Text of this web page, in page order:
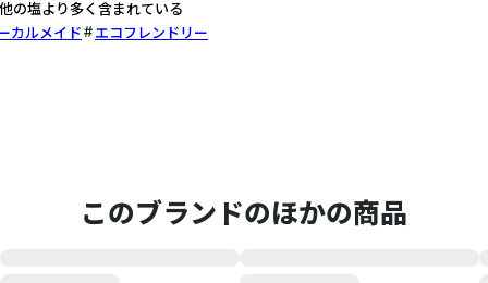
の塩より多く含まれている
カルメイド
エコフレンドリー
このブランドのほかの商品